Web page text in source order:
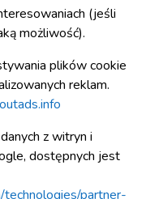
(jeśli
możliwość).
plików cookie
reklam.
z witryn i
dostępnych jest
partner-